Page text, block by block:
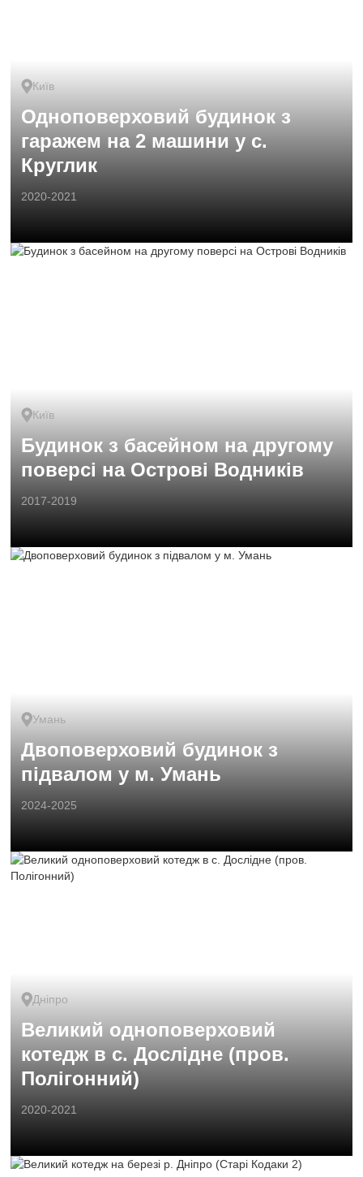
Київ
Одноповерховий будинок з
гаражем на 2 машини у с.
Круглик
2020-2021
Київ
Будинок з басейном на другому
поверсі на Острові Водників
2017-2019
Умань
Двоповерховий будинок з
підвалом у м. Умань
2024-2025
Дніпро
Великий одноповерховий
котедж в с. Дослідне (пров.
Полігонний)
2020-2021